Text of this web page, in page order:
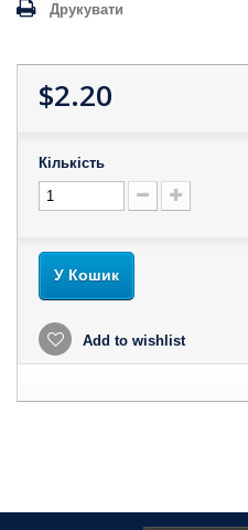
Друкувати
$2.20
Кількість
У Кошик
Add to wishlist